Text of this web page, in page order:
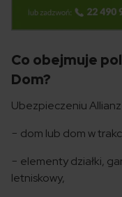
Co obejmuje
Dom?
Ubezpieczeniu
− dom lub dom w
− elementy działki,
letniskowy,